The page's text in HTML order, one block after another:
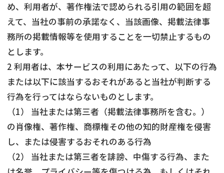
め、利用者が、著作権法で認められる引用の範囲を超
えて、当社の事前の承諾なく、当該画像、掲載法律事
務所の掲載情報等を使用することを一切禁止するもの
とします。
2 利用者は、本サービスの利用にあたって、以下の行為
または以下に該当するおそれがあると当社が判断する
行為を行ってはならないものとします。
（1） 当社または第三者（掲載法律事務所を含む。）
の肖像権、著作権、商標権その他の知的財産権を侵害
し、または侵害するおそれのある行為
（2） 当社または第三者を誹謗、中傷する行為、また